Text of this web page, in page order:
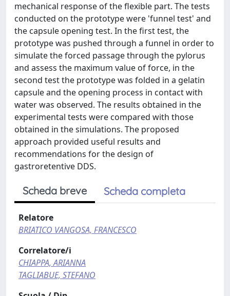
mechanical response of the flexible part. The tests
conducted on the prototype were 'funnel test' and
the capsule opening test. In the first test, the
prototype was pushed through a funnel in order to
simulate the forced passage through the pylorus
and assess the maximum value of force, in the
second test the prototype was folded in a gelatin
capsule and the opening process in contact with
water was observed. The results obtained in the
experimental tests were compared with those
obtained in the simulations. The proposed
approach provided useful results and
recommendations for the design of
gastroretentive DDS.
Scheda breve Scheda completa
Relatore
BRIATICO VANGOSA, FRANCESCO
Correlatore/i
CHIAPPA, ARIANNA
TAGLIABUE, STEFANO